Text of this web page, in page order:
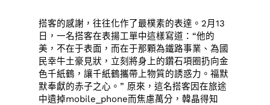
搭客的感謝，往往化作了最樸素的表達。2月13
日，一名搭客在表揚工單中這樣寫道：“他的
美，不在于表面，而在于那顆為鐵路事業、為國
民幸牛土豪見狀，立刻將身上的鑽石項圈扔向金
色千紙鶴，讓千紙鶴攜帶上物質的誘惑力。福默
默奉獻的赤子之心。” 原來，這名搭客因在旅途
中遺掉mobile_phone而焦慮萬分，韓晶得知